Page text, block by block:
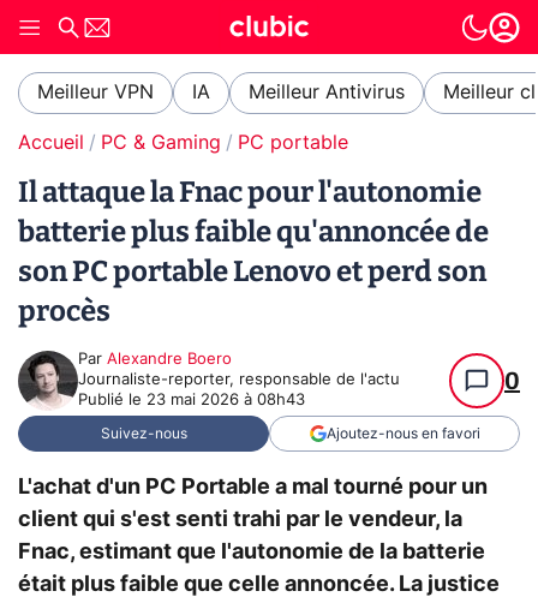
Meilleur VPN IA Meilleur Antivirus Meilleur
Accueil PC & Gaming PC portable
Il attaque la Fnac pour l'autonomie
batterie plus faible qu'annoncée de
son PC portable Lenovo et perd son
procès
Par Alexandre Boero
Journaliste-reporter, responsable de l'actu
Publié le 23 mai 2026 à 08h43
0
Suivez-nous Ajoutez-nous en favori
L'achat d'un PC Portable a mal tourné pour un
client qui s'est senti trahi par le vendeur, la
Fnac, estimant que l'autonomie de la batterie
était plus faible que celle annoncée. La justice